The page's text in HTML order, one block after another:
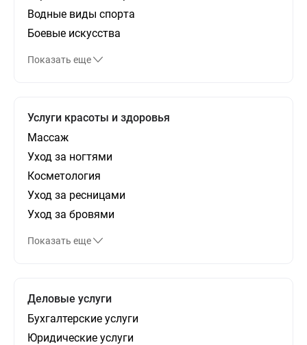
Водные виды спорта
Боевые искусства
Показать еще
Услуги красоты и здоровья
Массаж
Уход за ногтями
Косметология
Уход за ресницами
Уход за бровями
Показать еще
Деловые услуги
Бухгалтерские услуги
Юридические услуги